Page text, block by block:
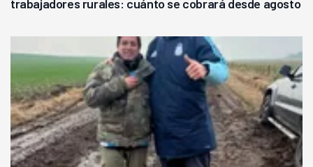
trabajadores rurales: cuánto se cobrará desde agosto